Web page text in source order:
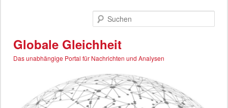
Globale Gleichheit
Das unabhängige Portal für Nachrichten und Analysen